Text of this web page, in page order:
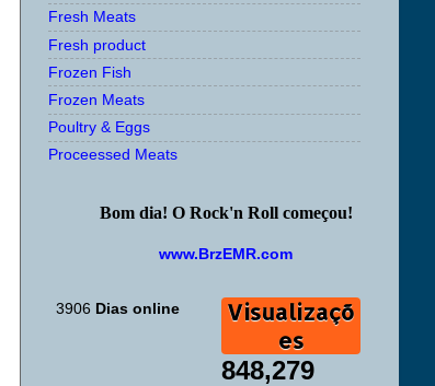
Fresh Meats
Fresh product
Frozen Fish
Frozen Meats
Poultry & Eggs
Proceessed Meats
Bom dia! O Rock'n Roll começou!
www.BrzEMR.com
3906 Dias online
Visualizaçõ
es
848,279